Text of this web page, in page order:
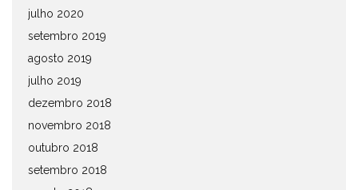
julho 2020
setembro 2019
agosto 2019
julho 2019
dezembro 2018
novembro 2018
outubro 2018
setembro 2018